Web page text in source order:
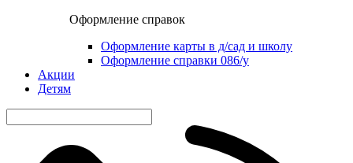
Оформление справок
Оформление карты в д/сад и школу
Оформление справки 086/у
Акции
Детям